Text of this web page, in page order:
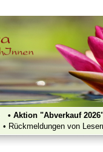
• Aktion "Abverkauf
• Rückmeldungen von